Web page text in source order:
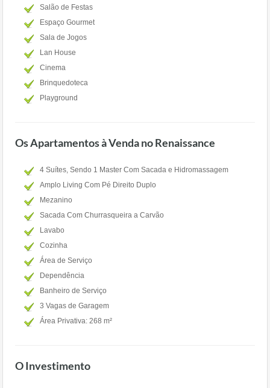
Salão de Festas
Espaço Gourmet
Sala de Jogos
Lan House
Cinema
Brinquedoteca
Playground
Os Apartamentos à Venda no Renaissance
4 Suítes, Sendo 1 Master Com Sacada e Hidromassagem
Amplo Living Com Pé Direito Duplo
Mezanino
Sacada Com Churrasqueira a Carvão
Lavabo
Cozinha
Área de Serviço
Dependência
Banheiro de Serviço
3 Vagas de Garagem
Área Privativa: 268 m²
O Investimento